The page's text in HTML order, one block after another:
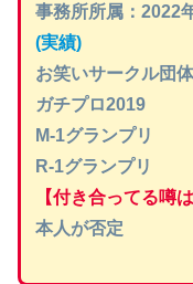
事務所所属：2022
(実績)
お笑いサークル団
ガチプロ2019
M-1グランプリ
R-1グランプリ
【付き合ってる噂は
本人が否定